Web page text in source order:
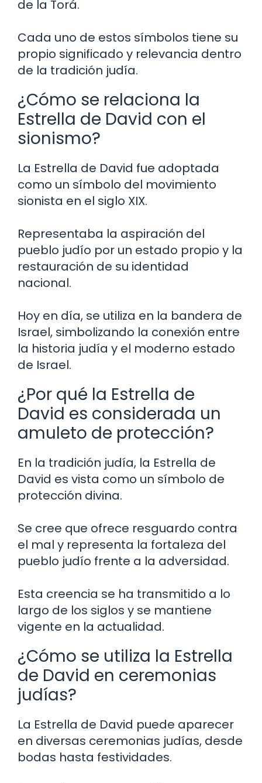
de la Torá.
Cada uno de estos símbolos tiene su
propio significado y relevancia dentro
de la tradición judía.
¿Cómo se relaciona la
Estrella de David con el
sionismo?
La Estrella de David fue adoptada
como un símbolo del movimiento
sionista en el siglo XIX.
Representaba la aspiración del
pueblo judío por un estado propio y la
restauración de su identidad
nacional.
Hoy en día, se utiliza en la bandera de
Israel, simbolizando la conexión entre
la historia judía y el moderno estado
de Israel.
¿Por qué la Estrella de
David es considerada un
amuleto de protección?
En la tradición judía, la Estrella de
David es vista como un símbolo de
protección divina.
Se cree que ofrece resguardo contra
el mal y representa la fortaleza del
pueblo judío frente a la adversidad.
Esta creencia se ha transmitido a lo
largo de los siglos y se mantiene
vigente en la actualidad.
¿Cómo se utiliza la Estrella
de David en ceremonias
judías?
La Estrella de David puede aparecer
en diversas ceremonias judías, desde
bodas hasta festividades.